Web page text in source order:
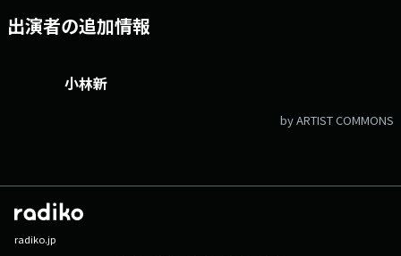
ッセージフォーム：https://www.fmnagano.co.jp/magichour/ Xハッシ
出演者の追加情報
小林新
by ARTIST COMMONS
radiko.jp